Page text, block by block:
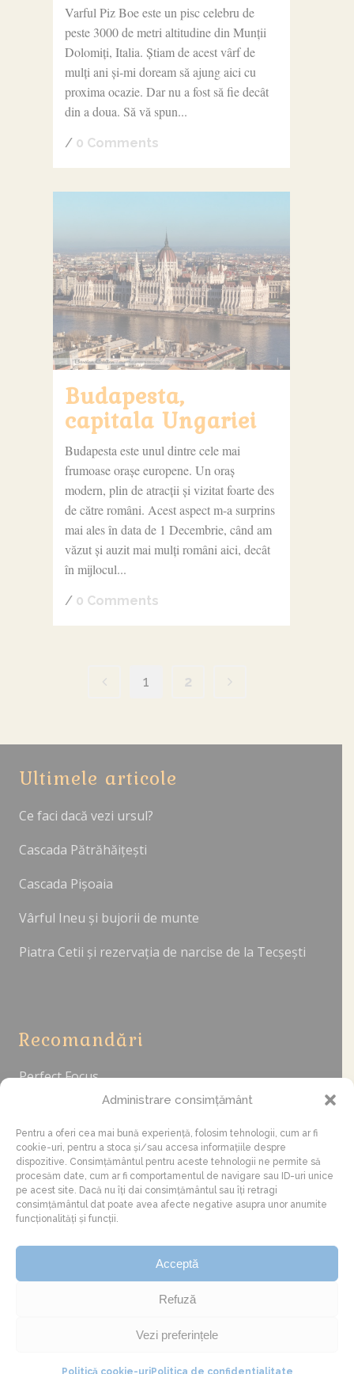
Administrare consimțământ
Pentru a oferi cea mai bună experiență, folosim tehnologii, cum ar fi
cookie-uri, pentru a stoca și/sau accesa informațiile despre
dispozitive. Consimțământul pentru aceste tehnologii ne permite să
procesăm date, cum ar fi comportamentul de navigare sau ID-uri unice
pe acest site. Dacă nu îți dai consimțământul sau îți retragi
consimțământul dat poate avea afecte negative asupra unor anumite
funcționalități și funcții.
Acceptă
Refuză
Vezi preferințele
Politică cookie-uriPolitica de confidentialitate
Varful Piz Boe este un pisc celebru de
peste 3000 de metri altitudine din Munții
Dolomiți, Italia. Știam de acest vârf de
mulți ani și-mi doream să ajung aici cu
proxima ocazie. Dar nu a fost să fie decât
din a doua. Să vă spun...
/ 0 Comments
Budapesta,
capitala Ungariei
Budapesta este unul dintre cele mai
frumoase orașe europene. Un oraș
modern, plin de atracții și vizitat foarte des
de către români. Acest aspect m-a surprins
mai ales în data de 1 Decembrie, când am
văzut și auzit mai mulți români aici, decât
în mijlocul...
/ 0 Comments
1 2
Ultimele articole
Ce faci dacă vezi ursul?
Cascada Pătrăhăițești
Cascada Pișoaia
Vârful Ineu și bujorii de munte
Piatra Cetii și rezervația de narcise de la Tecșești
Recomandări
Perfect Focus
fotografia-sufletului.ro
foodnews.ro
Sponsorizări
aici: RO34BTRLRONCRT0398217801 (Bărăian G.